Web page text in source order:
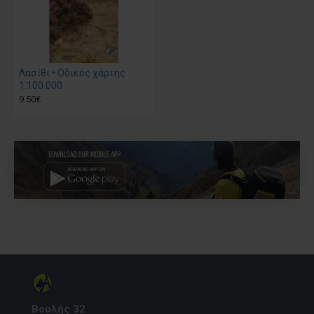
Λασίθι • Οδικός χάρτης
1:100.000
9.50€
Βουλής 32